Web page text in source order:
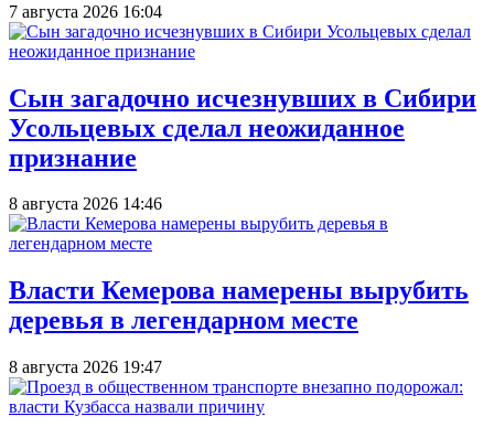
7 августа 2026 16:04
Сын загадочно исчезнувших в Сибири
Усольцевых сделал неожиданное
признание
8 августа 2026 14:46
Власти Кемерова намерены вырубить
деревья в легендарном месте
8 августа 2026 19:47